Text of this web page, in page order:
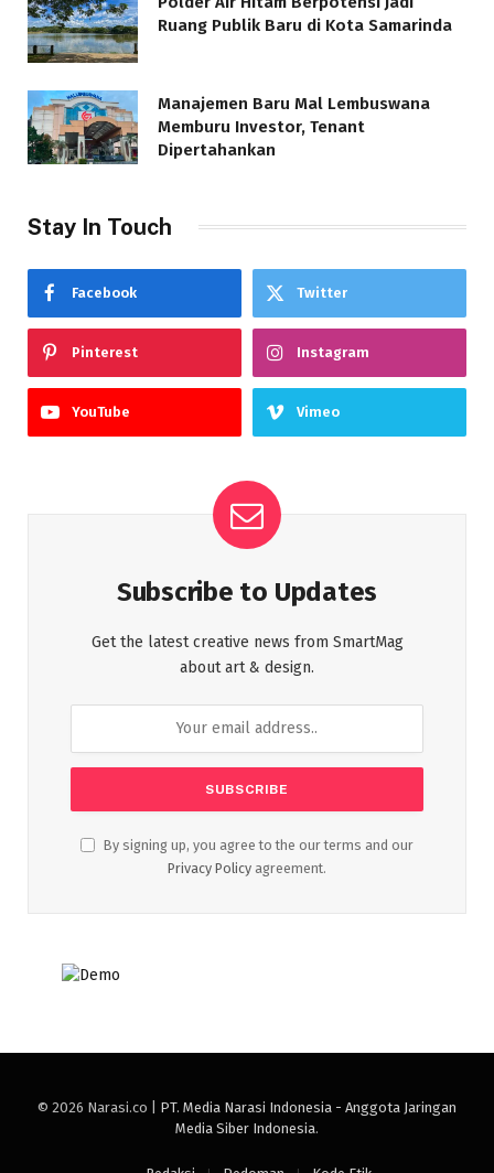
Ruang Publik Baru di Kota Samarinda
Manajemen Baru Mal Lembuswana
Memburu Investor, Tenant
Dipertahankan
Stay In Touch
Facebook Twitter
Pinterest Instagram
YouTube Vimeo
Subscribe to Updates
Get the latest creative news from SmartMag
about art & design.
By signing up, you agree to the our terms and our
Privacy Policy agreement.
© 2026 Narasi.co | PT. Media Narasi Indonesia - Anggota Jaringan
Media Siber Indonesia.